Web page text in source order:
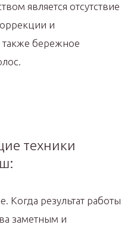
является отсутствие
и
бережное
техники
Когда результат работы
заметным и